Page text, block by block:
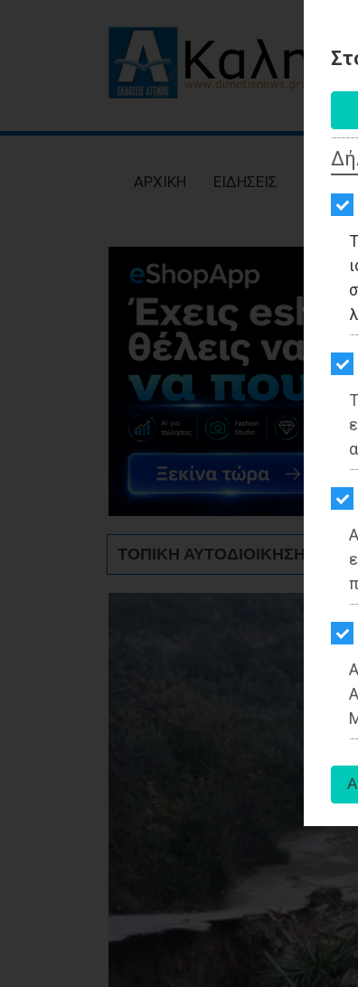
ΕΙΔΗΣΕΙΣ
ΟΙΚΟΝΟΜΙΑ
ΑΘΛΗΤΙΣΜΟΣ
ΠΟΛΙΤΙΣΜΟΣ
LIFESTYLE
ΤΑΞΙΔΙΑ
ΕΞΟΔΟΣ
ΑΡΘΡΩΝ
AΡΧΙΚΗ ΕΙΔΗΣΕΙΣ
ΤΟΠΙΚΗ ΑΥΤΟΔΙΟΙΚΗΣΗ -